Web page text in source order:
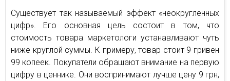
Существует так называемый эффект «неокругленных
цифр». Его основная цель состоит в том, что
стоимость товара маркетологи устанавливают чуть
ниже круглой суммы. К примеру, товар стоит 9 гривен
99 копеек. Покупатели обращают внимание на первую
цифру в ценнике. Они воспринимают лучше цену 9 грн,